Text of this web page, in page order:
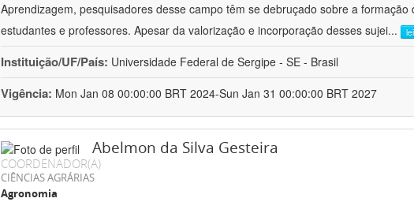
Aprendizagem, pesquisadores desse campo têm se debruçado sobre a formação
estudantes e professores. Apesar da valorização e incorporação desses sujei...
Instituição/UF/País: Universidade Federal de Sergipe - SE - Brasil
Vigência: Mon Jan 08 00:00:00 BRT 2024-Sun Jan 31 00:00:00 BRT 2027
Abelmon da Silva Gesteira
COORDENADOR(A)
CIÊNCIAS AGRÁRIAS
Agronomia